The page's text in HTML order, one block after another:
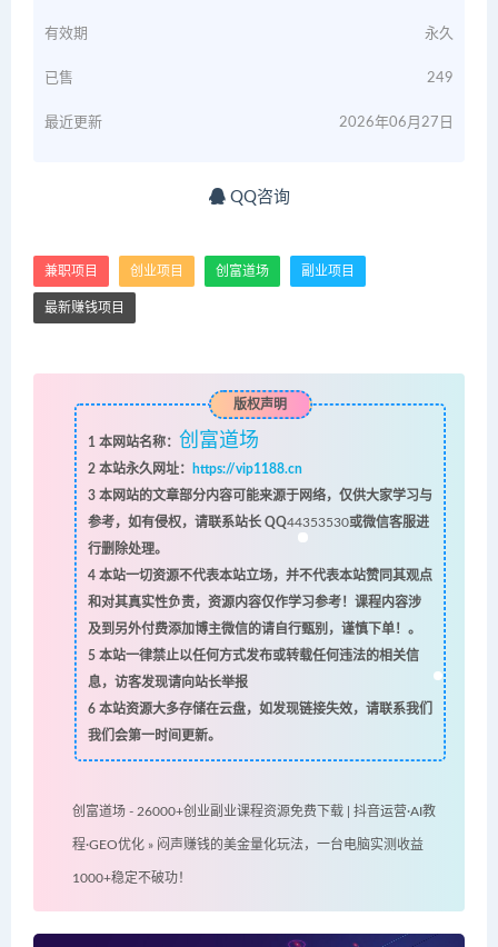
有效期 永久
已售 249
最近更新 2026年06月27日
QQ咨询
兼职项目 创业项目 创富道场 副业项目
最新赚钱项目
版权声明
1 本网站名称： 创富道场
2本站永久网址：
https://vip1188.cn
3本网站的文章部分内容可能来源于网络，仅供大家学习与
参考，如有侵权，请联系站长 QQ44353530或微信客服进
行删除处理。
4本站一切资源不代表本站立场，并不代表本站赞同其观点
和对其真实性负责，资源内容仅作学习参考！课程内容涉
及到另外付费添加博主微信的请自行甄别，谨慎下单！。
5本站一律禁止以任何方式发布或转载任何违法的相关信
息，访客发现请向站长举报
6本站资源大多存储在云盘，如发现链接失效，请联系我们
我们会第一时间更新。
创富道场 - 26000+创业副业课程资源免费下载 | 抖音运营·AI教
程·GEO优化 » 闷声赚钱的美金量化玩法，一台电脑实测收益
1000+稳定不破功！